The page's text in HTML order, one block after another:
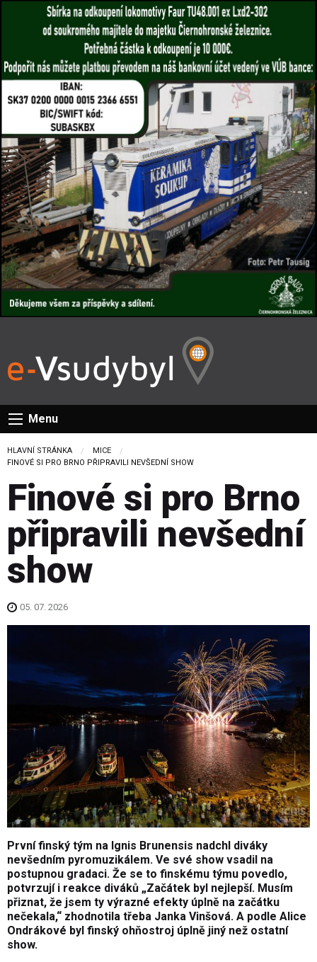
Menu
HLAVNÍ STRÁNKA
MICE
CURRENT:
FINOVÉ SI PRO BRNO PŘIPRAVILI NEVŠEDNÍ SHOW
Finové si pro Brno
připravili nevšední
show
05. 07. 2026
První finský tým na Ignis Brunensis nadchl diváky
nevšedním pyromuzikálem. Ve své show vsadil na
postupnou gradaci. Že se to finskému týmu povedlo,
potvrzují i reakce diváků „Začátek byl nejlepší. Musím
přiznat, že jsem ty výrazné efekty úplně na začátku
nečekala,“ zhodnotila třeba Janka Vinšová. A podle Alice
Ondrákové byl finský ohňostroj úplně jiný než ostatní
show.